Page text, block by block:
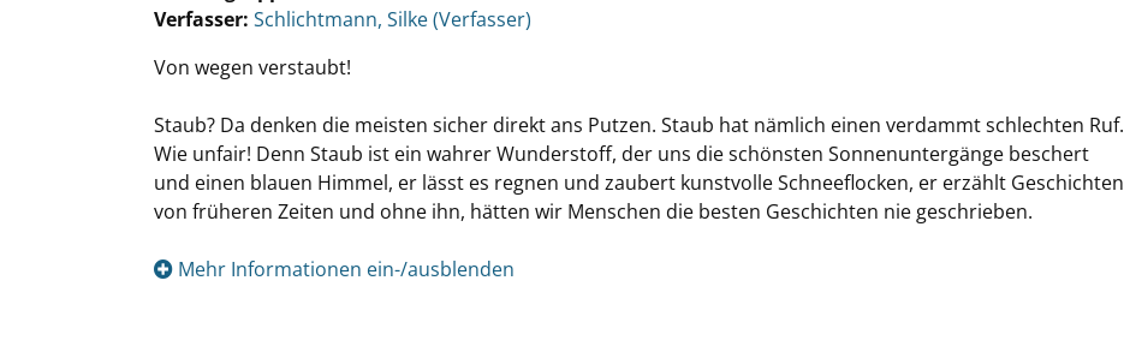
Verfasser: Suche nach diesem Verfasser
Schlichtmann, Silke (Verfasser)
Von wegen verstaubt!
Staub? Da denken die meisten sicher direkt ans Putzen. Staub hat nämlich einen verdammt schlechten Ruf.
Wie unfair! Denn Staub ist ein wahrer Wunderstoff, der uns die schönsten Sonnenuntergänge beschert
und einen blauen Himmel, er lässt es regnen und zaubert kunstvolle Schneeflocken, er erzählt Geschichten
von früheren Zeiten und ohne ihn, hätten wir Menschen die besten Geschichten nie geschrieben.
Mehr Informationen ein-/ausblenden